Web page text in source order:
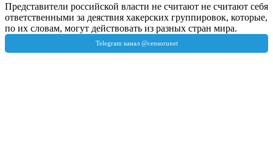
Представители российской власти не считают не считают себя
ответственными за деяствия хакерских группировок, которые,
по их словам, могут действовать из разных стран мира.